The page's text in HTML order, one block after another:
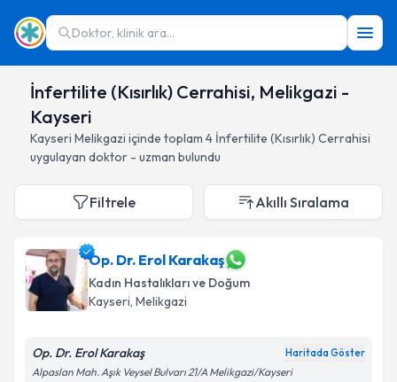
Doktor, klinik ara...
İnfertilite (Kısırlık) Cerrahisi, Melikgazi -
Kayseri
Kayseri Melikgazi içinde toplam 4 İnfertilite (Kısırlık) Cerrahisi
uygulayan doktor - uzman bulundu
Filtrele Akıllı Sıralama
Op. Dr. Erol Karakaş
Kadın Hastalıkları ve Doğum
Kayseri, Melikgazi
Op. Dr. Erol Karakaş Haritada Göster
Alpaslan Mah. Aşık Veysel Bulvarı 21/A Melikgazi/Kayseri